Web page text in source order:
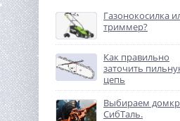
Greenworks GD40CS18,
40 см, бесщет, до 1,8 КВт, с
1хАКБ 4Ач и ЗУ
21 990
Газонокосилка
триммер?
Как правильно
заточить
цепь
Выбираем
СибТаль.